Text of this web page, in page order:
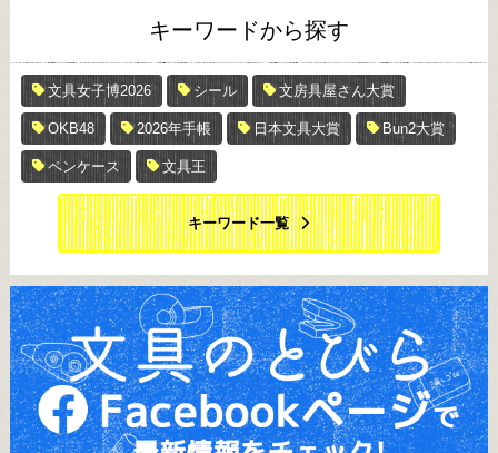
キーワードから探す
文具女子博2026 シール 文房具屋さん大賞
OKB48 2026年手帳 日本文具大賞 Bun2大賞
ペンケース 文具王
キーワード一覧